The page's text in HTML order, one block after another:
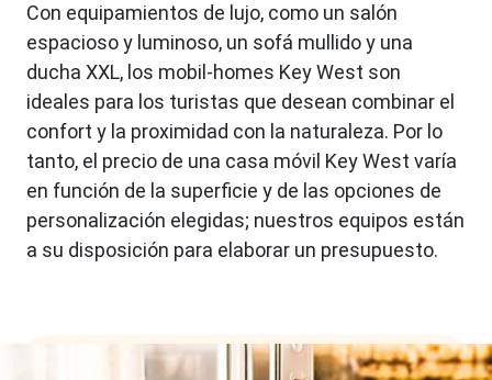
Con equipamientos de lujo, como un salón
espacioso y luminoso, un sofá mullido y una
ducha XXL, los mobil-homes Key West son
ideales para los turistas que desean combinar el
confort y la proximidad con la naturaleza. Por lo
tanto, el precio de una casa móvil Key West varía
en función de la superficie y de las opciones de
personalización elegidas; nuestros equipos están
a su disposición para elaborar un presupuesto.